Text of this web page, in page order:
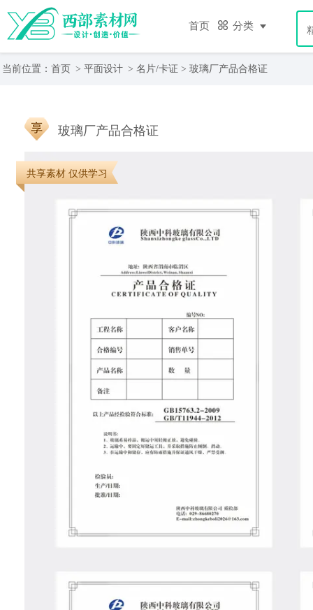
首页 分类
当前位置： 首页 > 平面设计 > 名片/卡证 > 玻璃厂产品合格证
玻璃厂产品合格证
共享素材 仅供学习